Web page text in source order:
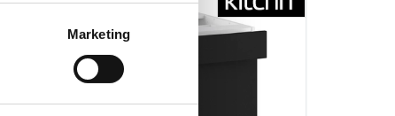
Marketing